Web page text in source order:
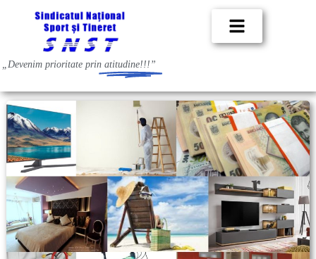
„Devenim prioritate prin atitudine!!!”